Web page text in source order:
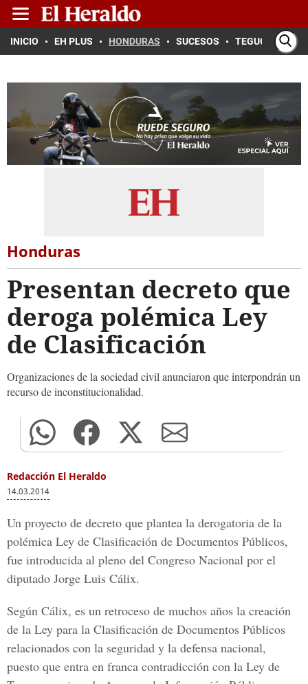
INICIO EH PLUS HONDURAS SUCESOS TEGUCIGALPA
Honduras
Presentan decreto que
deroga polémica Ley
de Clasificación
Organizaciones de la sociedad civil anunciaron que interpondrán un
recurso de inconstitucionalidad.
Redacción El Heraldo
14.03.2014
Un proyecto de decreto que plantea la derogatoria de la
polémica Ley de Clasificación de Documentos Públicos,
fue introducida al pleno del Congreso Nacional por el
diputado Jorge Luis Cálix.
Según Cálix, es un retroceso de muchos años la creación
de la Ley para la Clasificación de Documentos Públicos
relacionados con la seguridad y la defensa nacional,
puesto que entra en franca contradicción con la Ley de